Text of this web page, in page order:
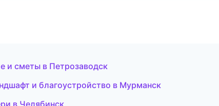
и сметы в Петрозаводск
и благоустройство в Мурманск
в Челябинск